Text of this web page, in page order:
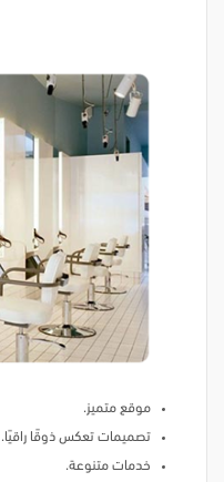
موقع متميز.
تصميمات تعكس ذوقًا راقيًا.
خدمات متنوعة.